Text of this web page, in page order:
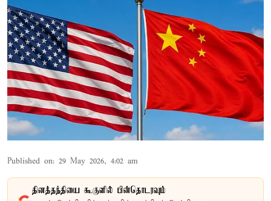
Published on: 29 May 2026, 4:02 am
தினத்தந்தியை கூகுளில் பின்தொடரவும்